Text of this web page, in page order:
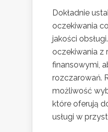
Dokładnie
oczekiwania
jakości
oczekiwania z
finansowymi,
rozczarowań.
możliwość
które oferują
usługi w